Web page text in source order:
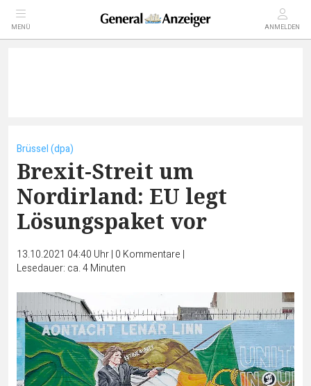
MENÜ ANMELDEN
Brüssel (dpa)
Brexit-Streit um
Nordirland: EU legt
Lösungspaket vor
13.10.2021 04:40 Uhr| 0 Kommentare |
Lesedauer: ca. 4 Minuten